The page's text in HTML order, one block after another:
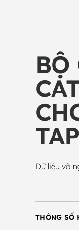
BỘ
TAP
Dữ liệu và
THÔNG SỐ